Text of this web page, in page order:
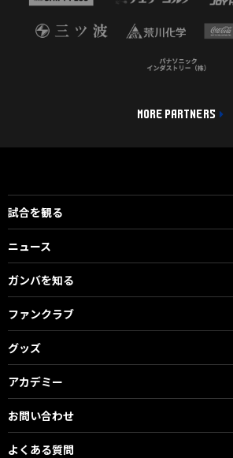
MORE PARTNERS
試合を観る
ニュース
ガンバを知る
ファンクラブ
グッズ
アカデミー
お問い合わせ
よくある質問